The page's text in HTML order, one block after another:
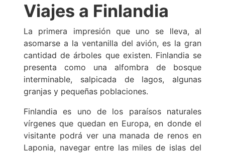
Viajes a Finlandia
La primera impresión que uno se lleva, al
asomarse a la ventanilla del avión, es la gran
cantidad de árboles que existen. Finlandia se
presenta como una alfombra de bosque
interminable, salpicada de lagos, algunas
granjas y pequeñas poblaciones.
Finlandia es uno de los paraísos naturales
vírgenes que quedan en Europa, en donde el
visitante podrá ver una manada de renos en
Laponia, navegar entre las miles de islas del